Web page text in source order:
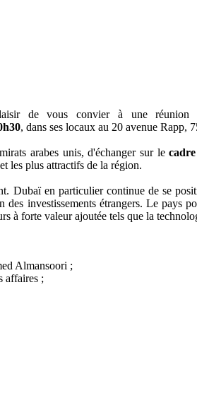
de vous convier à une
, dans ses locaux au 20 avenue Rapp,
arabes unis, d'échanger sur le
les plus attractifs de la région.
Dubaï en particulier continue de se
investissements étrangers. Le pays
à forte valeur ajoutée tels que la
Almansoori ;
affaires ;